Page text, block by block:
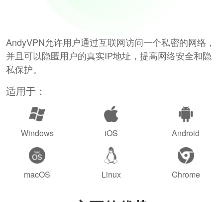
AndyVPN允许用户通过互联网访问一个私密的网络，
并且可以隐匿用户的真实IP地址，提高网络安全和隐
私保护。
适用于：
Windows iOS Android
macOS Linux Chrome